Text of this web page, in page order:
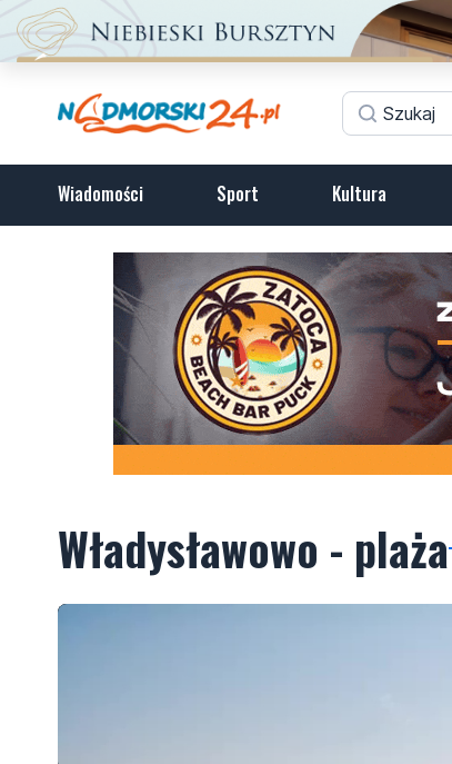
Wiadomości Sport Kultura
Władysławowo - plaża